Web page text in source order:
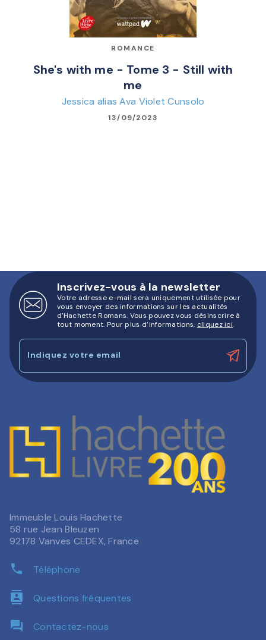
ROMANCE
She's with me - Tome 3 - Still with
me
Jessica alias Ava Violet Cunsolo
13/09/2023
Inscrivez-vous à la newsletter
Votre adresse e-mail sera uniquement utilisée pour
vous envoyer des informations sur les actualités
d'Hachette Romans. Vous pouvez vous désinscrire à
tout moment. Pour plus d’informations, cliquez ici.
Indiquez votre email
Immeuble Louis Hachette
58 rue Jean Bleuzen
92178 Vanves CEDEX, France
phone Téléphone
contacts Questions fréquentes
question_answer Contactez-nous